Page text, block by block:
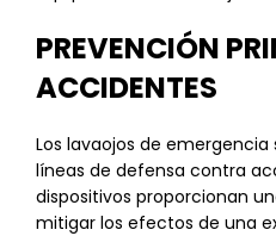
PREVENCIÓN
ACCIDENTES
Los lavaojos de
líneas de defensa contra
dispositivos proporcionan
mitigar los efectos de una